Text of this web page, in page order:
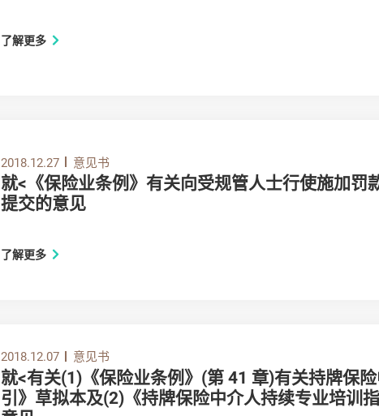
了解更多
2018.12.27 意见书
就<《保险业条例》有关向受规管人士行使施加罚
提交的意见
了解更多
2018.12.07 意见书
就<有关(1)《保险业条例》(第 41 章)有关持牌保
引》草拟本及(2)《持牌保险中介人持续专业培训